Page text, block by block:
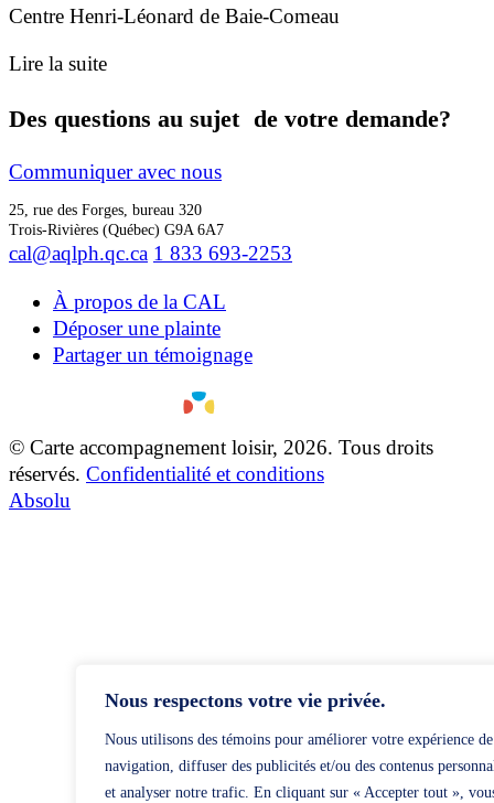
Nous respectons votre vie privée.
Nous utilisons des témoins pour améliorer votre expérience de
navigation, diffuser des publicités et/ou des contenus
et analyser notre trafic. En cliquant sur « Accepter tout »,
Centre Henri-Léonard de Baie-Comeau
Lire la suite
Des questions au sujet de votre demande?
Communiquer avec nous
25, rue des Forges, bureau 320
Trois-Rivières (Québec) G9A 6A7
cal@aqlph.qc.ca 1 833 693-2253
À propos de la CAL
Déposer une plainte
Partager un témoignage
© Carte accompagnement loisir, 2026. Tous droits
réservés. Confidentialité et conditions
Absolu